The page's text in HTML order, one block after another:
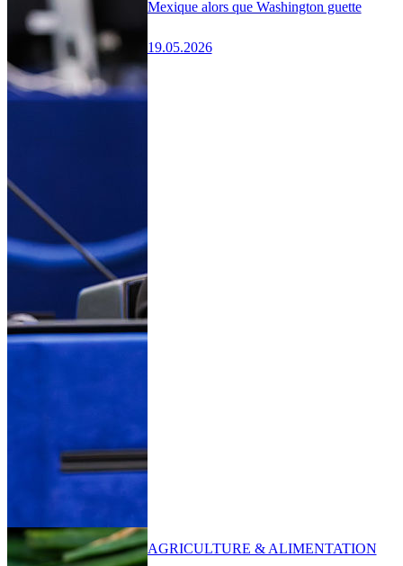
Mexique alors que Washington guette
19.05.2026
AGRICULTURE & ALIMENTATION